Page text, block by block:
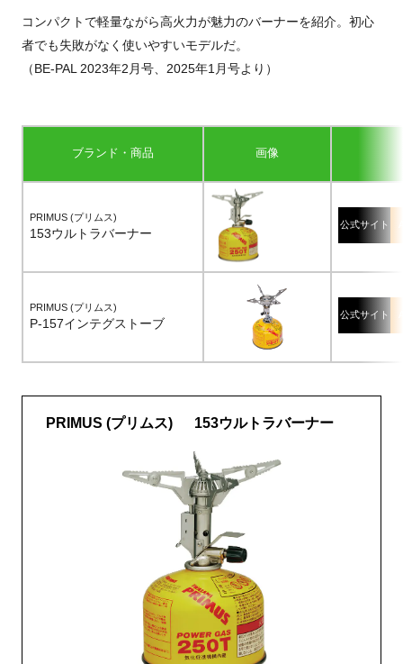
コンパクトで軽量ながら高火力が魅力のバーナーを紹介。初心
者でも失敗がなく使いやすいモデルだ。
（BE-PAL 2023年2月号、2025年1月号より）
ブランド・商品 画像
PRIMUS (プリムス)
153ウルトラバーナー
公式サイト
PRIMUS (プリムス)
P-157インテグストーブ
公式サイト
PRIMUS (プリムス) 153ウルトラバーナー